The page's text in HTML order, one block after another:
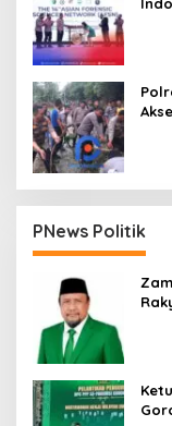
PNews Politik